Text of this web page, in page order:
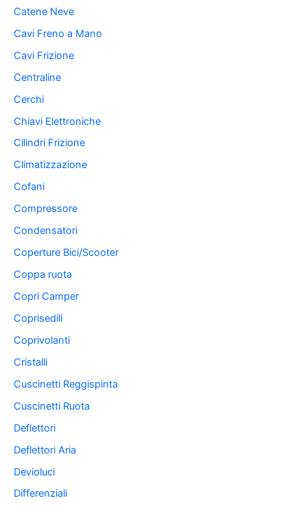
Catene Neve
Cavi Freno a Mano
Cavi Frizione
Centraline
Cerchi
Chiavi Elettroniche
Cilindri Frizione
Climatizzazione
Cofani
Compressore
Condensatori
Coperture Bici/Scooter
Coppa ruota
Copri Camper
Coprisedili
Coprivolanti
Cristalli
Cuscinetti Reggispinta
Cuscinetti Ruota
Deflettori
Deflettori Aria
Devioluci
Differenziali